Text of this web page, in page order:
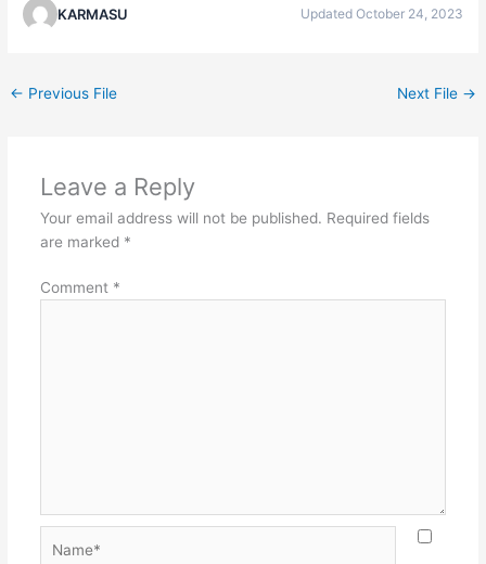
KARMASU Updated October 24, 2023
← Previous File Next File →
Leave a Reply
Your email address will not be published. Required fields
are marked *
Comment *